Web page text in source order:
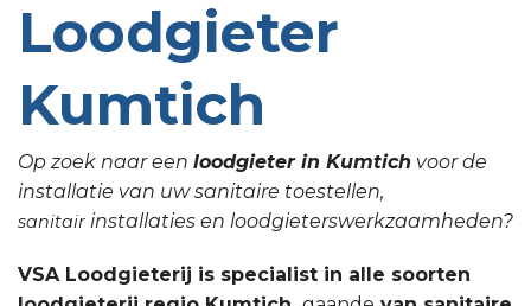
Loodgieter
Kumtich
Op zoek naar een loodgieter in Kumtich voor de
installatie van uw sanitaire toestellen,
sanitair installaties en loodgieterswerkzaamheden?
VSA Loodgieterij is specialist in alle soorten